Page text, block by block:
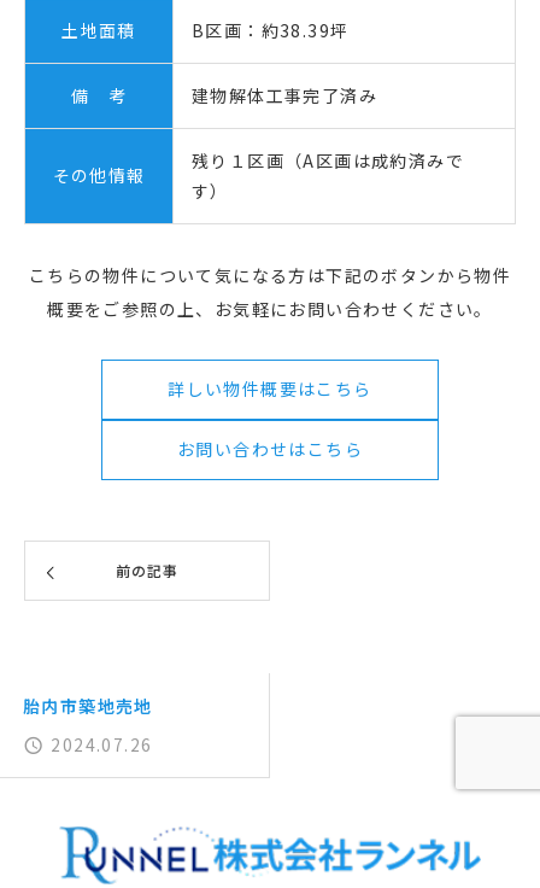
土地面積 B区画：約38.39坪
備 考 建物解体工事完了済み
その他情報
残り１区画（A区画は成約済みで
す）
こちらの物件について気になる方は下記のボタンから物件
概要をご参照の上、
お気軽にお問い合わせください。
詳しい物件概要はこちら
お問い合わせはこちら
前の記事
胎内市築地売地
2024.07.26